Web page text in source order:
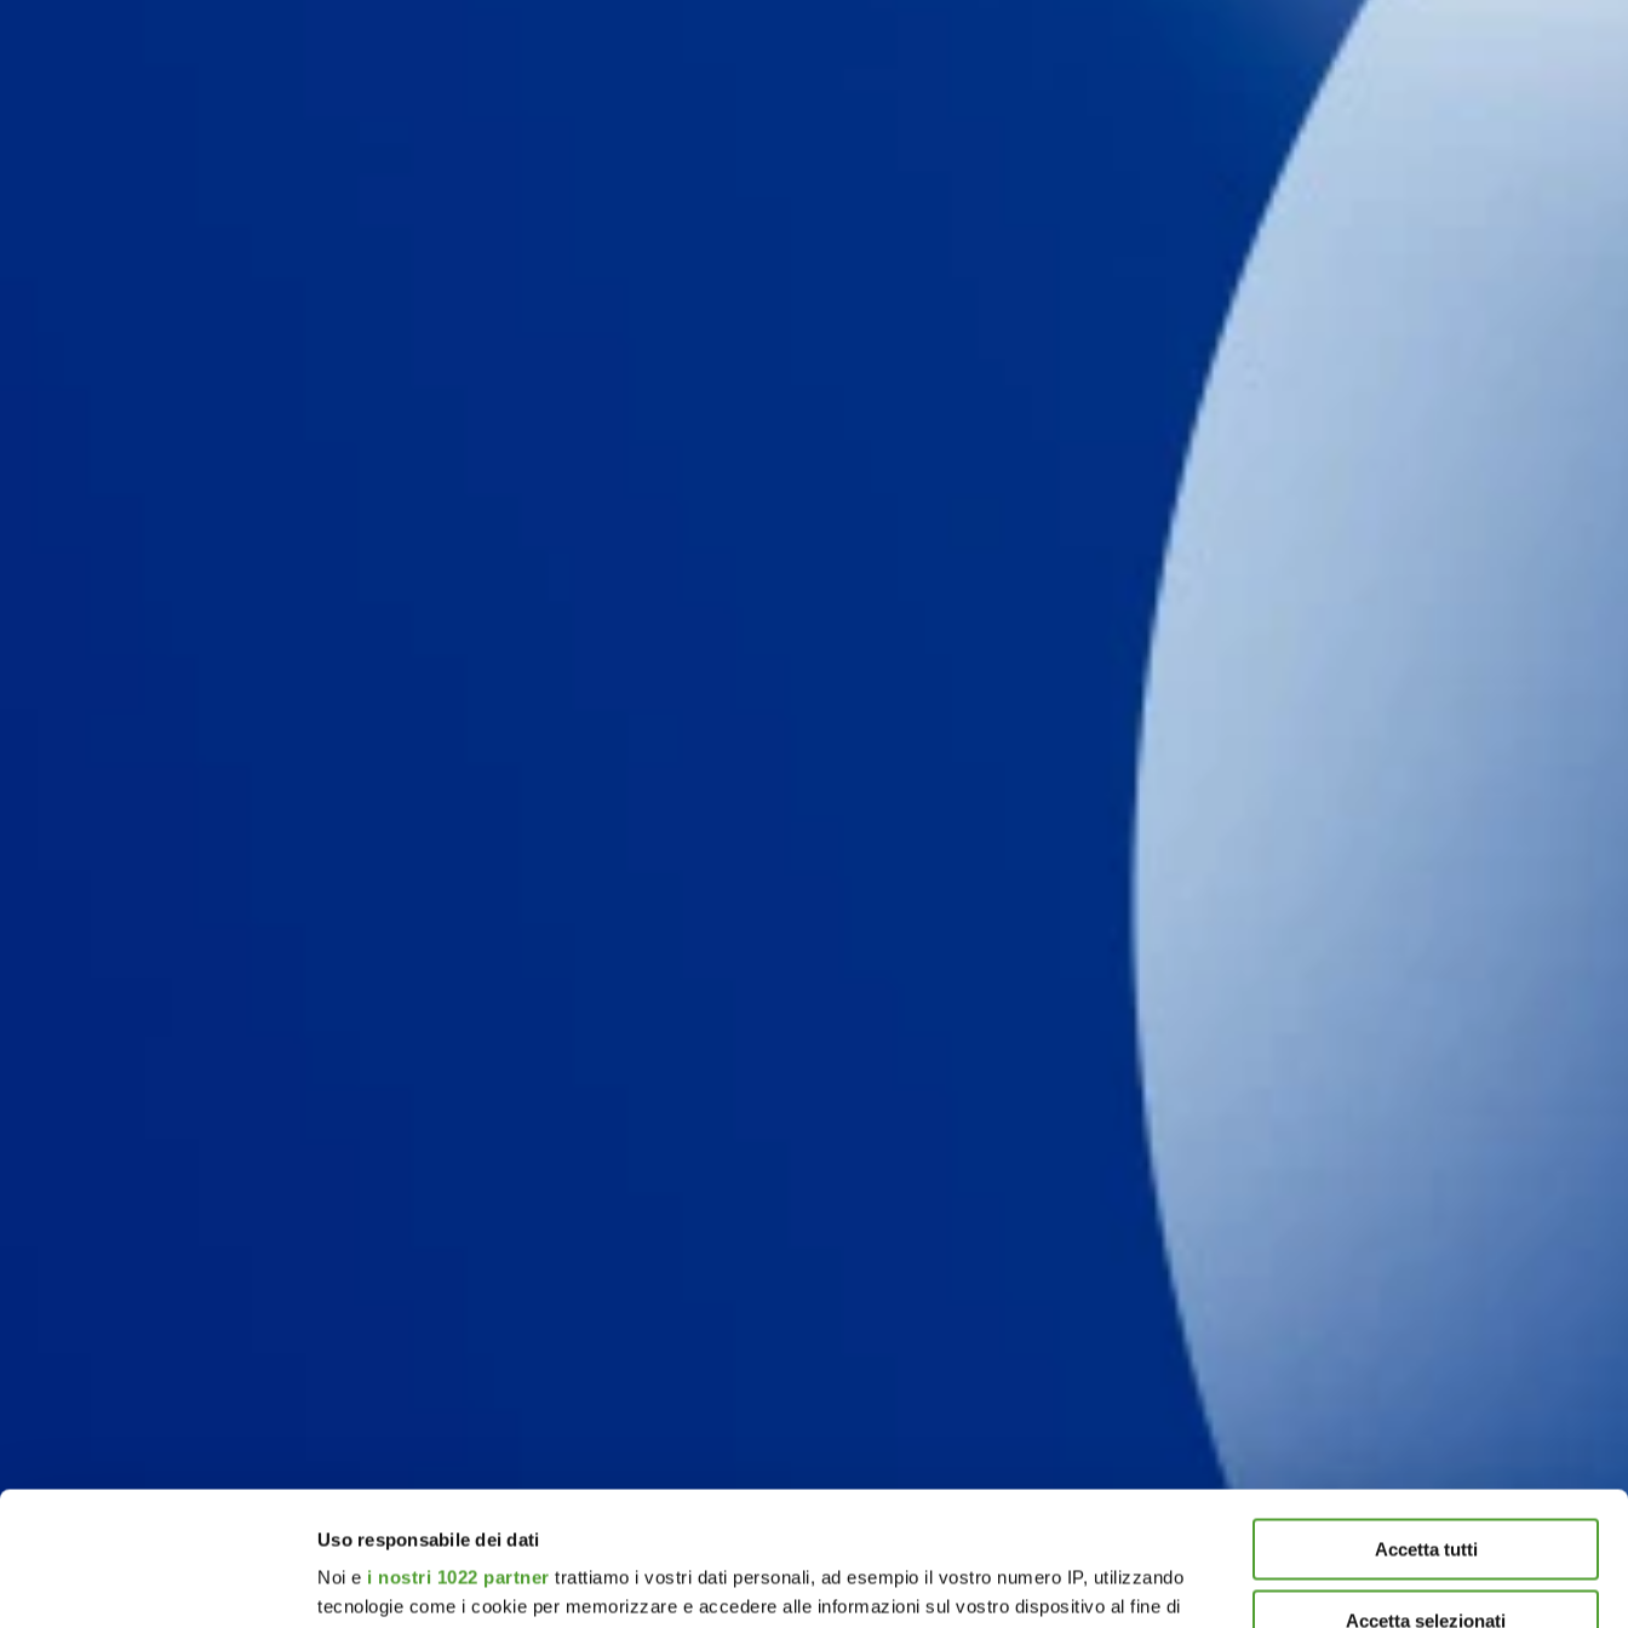
Uso responsabile dei dati
Noi e i nostri 1022 partner trattiamo i vostri dati personali, ad esempio il vostro numero IP, utilizzando
tecnologie come i cookie per memorizzare e accedere alle informazioni sul vostro dispositivo al fine di
Accetta tutti
Accetta selezionati